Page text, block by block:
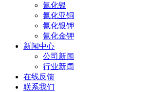
氰化银
氰化亚铜
氰化银钾
氰化金钾
新闻中心
公司新闻
行业新闻
在线反馈
联系我们